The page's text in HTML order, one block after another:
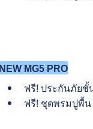
NEW MG5 PRO
ฟรี! ประกันภัยชั้
ฟรี! ชุดพรมปูพื้น